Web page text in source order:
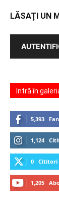
LĂSAȚI UN
Intră în
5,393
1,124
0 Cititori
1,205